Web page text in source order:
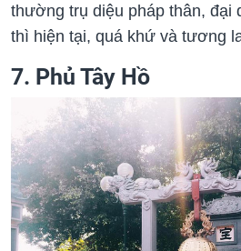
thường trụ diệu pháp thân, đại
thì hiện tại, quá khứ và tương
7. Phủ Tây Hồ